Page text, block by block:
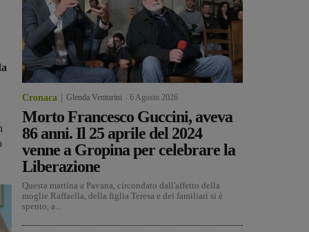
Cronaca Glenda Venturini 6 Agosto 2026
Morto Francesco Guccini, aveva
86 anni. Il 25 aprile del 2024
venne a Gropina per celebrare la
Liberazione
Questa mattina a Pavana, circondato dall'affetto della
moglie Raffaella, della figlia Teresa e dei familiari si è
spento, a...